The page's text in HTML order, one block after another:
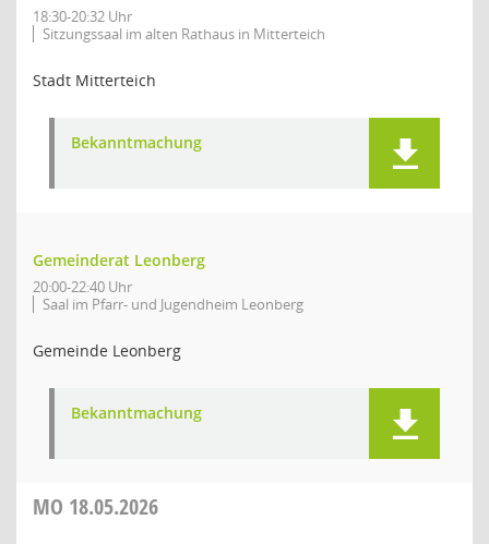
18:30-20:32 Uhr
Sitzungssaal im alten Rathaus in Mitterteich
Stadt Mitterteich
Bekanntmachung
Gemeinderat Leonberg
20:00-22:40 Uhr
Saal im Pfarr- und Jugendheim Leonberg
Gemeinde Leonberg
Bekanntmachung
MO 18.05.2026